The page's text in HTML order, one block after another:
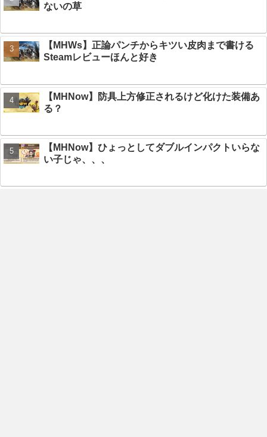
ないの草
【MHWs】正論パンチからキツい皮肉まで書ける
Steamレビューほんと好き
【MHNow】防具上方修正されるけど化けた装備あ
る？
【MHNow】ひょっとしてダブルインパクトいらな
い子じゃ、、、